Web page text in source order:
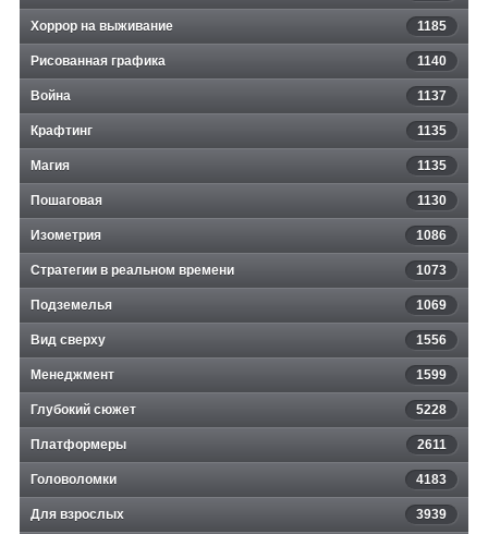
Хоррор на выживание 1185
Рисованная графика 1140
Война 1137
Крафтинг 1135
Магия 1135
Пошаговая 1130
Изометрия 1086
Стратегии в реальном времени 1073
Подземелья 1069
Вид сверху 1556
Менеджмент 1599
Глубокий сюжет 5228
Платформеры 2611
Головоломки 4183
Для взрослых 3939